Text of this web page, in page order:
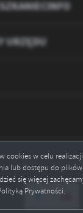
cookies w celu realizacji
lub dostępu do
się więcej
Prywatności.
ZAPISZ WYBRANE
URZĘDU
Odwiedzin: